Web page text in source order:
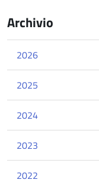
Archivio
2026
2025
2024
2023
2022